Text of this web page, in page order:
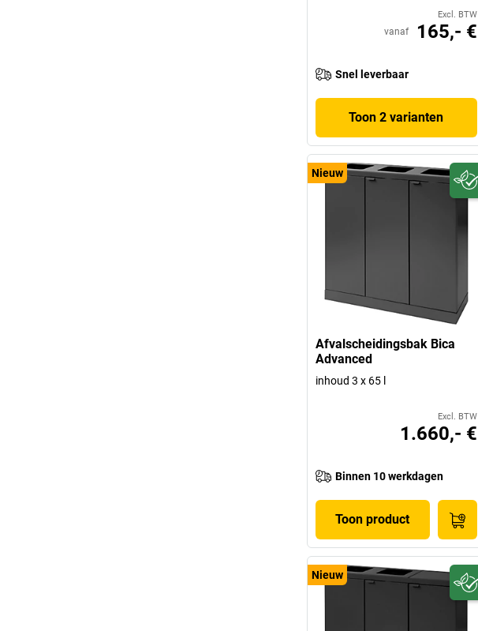
Excl. BTW
vanaf 165,- €
Snel leverbaar
Toon 2 varianten
Nieuw
Afvalscheidingsbak Bica
Advanced
inhoud 3 x 65 l
Excl. BTW
1.660,- €
Binnen 10 werkdagen
Toon product
Nieuw